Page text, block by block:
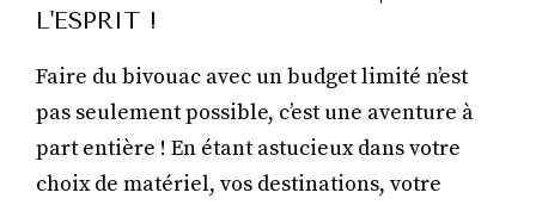
L'ESPRIT !
Faire du bivouac avec un budget limité n’est
pas seulement possible, c’est une aventure à
part entière ! En étant astucieux dans votre
choix de matériel, vos destinations, votre